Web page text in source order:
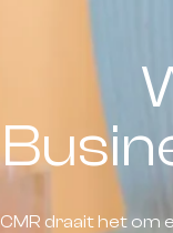
draait het